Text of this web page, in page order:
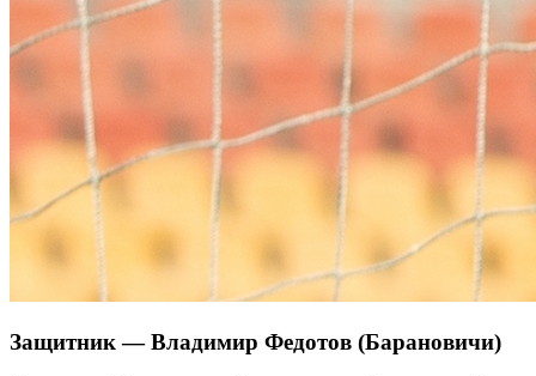
Защитник — Владимир Федотов (Барановичи)